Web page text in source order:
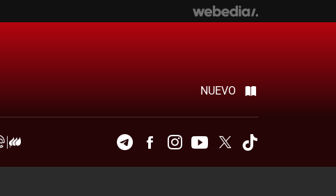
NUEVO
TelegramFacebookInstagramYoutubeTwitter